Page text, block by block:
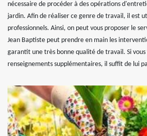
nécessaire de procéder à des opérations
jardin. Afin de réaliser ce genre de travail, il est
professionnels. Ainsi, on peut vous proposer le
Jean Baptiste peut prendre en main les
garantit une très bonne qualité de travail. Si vous
renseignements supplémentaires, il suffit de lui